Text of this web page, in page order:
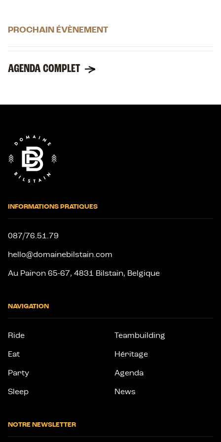
PROCHAIN ÉVÈNEMENT
AGENDA COMPLET
INFORMATIONS PRATIQUES
087/76.51.79
hello@domainebilstain.com
Au Pairon 65-67, 4831 Bilstain, Belgique
NAVIGATION
Ride
Eat
Party
Sleep
Teambuilding
Héritage
Agenda
News
NOTRE NEWSLETTER